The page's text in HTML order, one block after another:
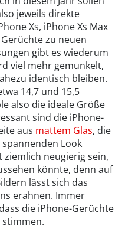
jeweils direkte
Xs, iPhone Xs Max
zu neuen
gibt es wiederum
viel mehr gemunkelt,
identisch bleiben.
14,7 und 15,5
also die ideale Größe
sind die iPhone-
aus mattem Glas, die
Look
ziemlich neugierig sein,
könnte, denn auf
lässt sich das
erahnen. Immer
die iPhone-Gerüchte